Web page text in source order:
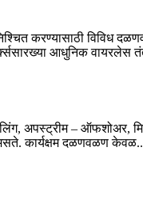
करण्यासाठी विविध
आधुनिक वायरलेस
अपस्ट्रीम – ऑफशोअर,
कार्यक्षम दळणवळण